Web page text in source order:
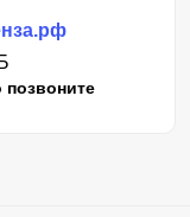
позвоните